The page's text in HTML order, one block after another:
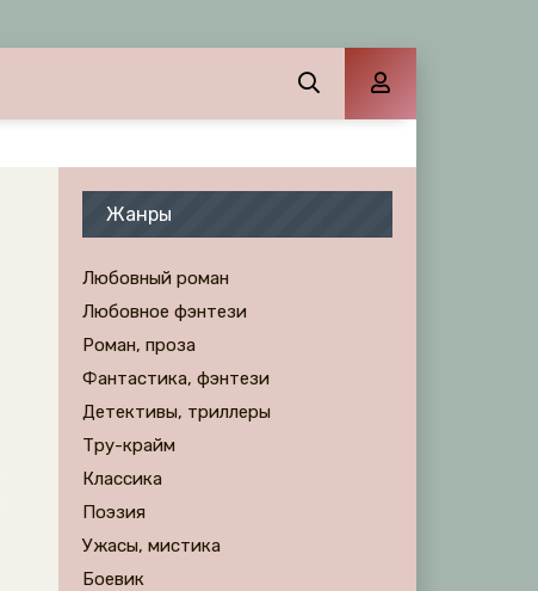
Жанры
Любовный роман
Любовное фэнтези
Роман, проза
Фантастика, фэнтези
Детективы, триллеры
Тру-крайм
Классика
Поэзия
Ужасы, мистика
Боевик